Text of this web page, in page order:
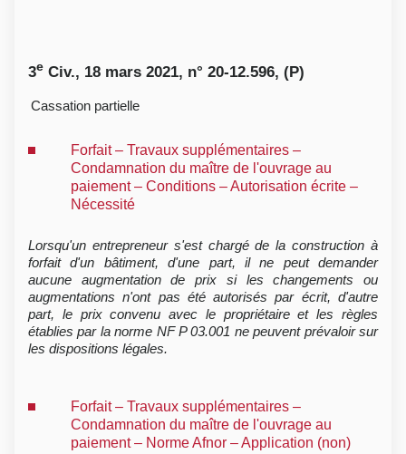
3e Civ., 18 mars 2021, n° 20-12.596, (P)
Cassation partielle
Forfait – Travaux supplémentaires –
Condamnation du maître de l'ouvrage au
paiement – Conditions – Autorisation écrite –
Nécessité
Lorsqu'un entrepreneur s'est chargé de la construction à
forfait d'un bâtiment, d'une part, il ne peut demander
aucune augmentation de prix si les changements ou
augmentations n'ont pas été autorisés par écrit, d'autre
part, le prix convenu avec le propriétaire et les règles
établies par la norme NF P 03.001 ne peuvent prévaloir sur
les dispositions légales.
Forfait – Travaux supplémentaires –
Condamnation du maître de l'ouvrage au
paiement – Norme Afnor – Application (non)